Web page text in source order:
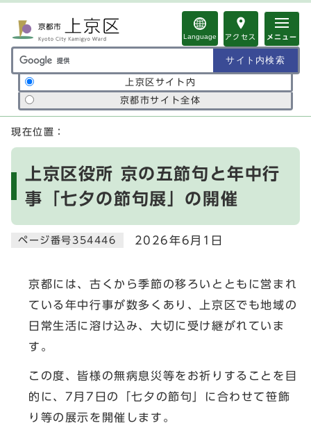
Language アクセス メニュー
サイト内検索の範囲
上京区サイト内
京都市サイト全体
ここから本文です
現在位置：
上京区役所 京の五節句と年中行
事「七夕の節句展」の開催
ページ番号354446 2026年6月1日
京都には、古くから季節の移ろいとともに営まれ
ている年中行事が数多くあり、上京区でも地域の
日常生活に溶け込み、大切に受け継がれていま
す。
この度、皆様の無病息災等をお祈りすることを目
的に、7月7日の「七夕の節句」に合わせて笹飾
り等の展示を開催します。